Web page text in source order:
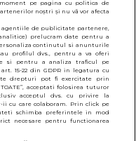
pe pagina cu politica de
noștri și nu vă vor afecta
de publicitate partenere,
prelucram date pentru a
continutul si anunturile
profilul dvs., pentru a va oferi
si pentru a analiza traficul pe
15-22 din GDPR in legatura cu
drepturi pot fi exercitate prin
TOATE”, acceptati folosirea tuturor
acceptul dvs. cu privire la
ii cu care colaboram. Prin click pe
schimba preferintele in mod
necesare pentru functionarea